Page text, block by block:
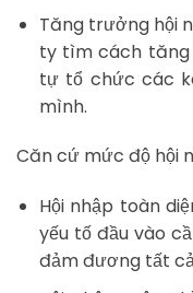
Tăng trưởng hội
ty tìm cách tăng
tự tổ chức các
mình.
Căn cứ mức độ hội
Hội nhập toàn
yếu tố đầu vào
đảm đương tất